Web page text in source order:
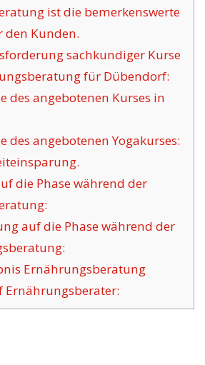
ist die bemerkenswerte
Kunden.
sachkundiger Kurse
für Dübendorf:
des angebotenen Kurses in
des angebotenen Yogakurses:
die Phase während der
auf die Phase während der
Ernährungsberatung
Ernährungsberater: